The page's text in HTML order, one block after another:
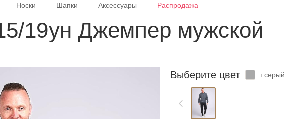
Носки Шапки Аксессуары Распродажа
19ун Джемпер мужской
Выберите цвет т.серый